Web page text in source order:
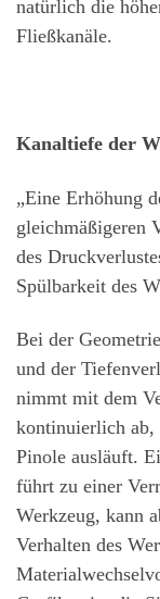
natürlich die
Fließkanäle.
Kanaltiefe der
„Eine Erhöhung
gleichmäßigeren
des
Spülbarkeit des
Bei der
und der
nimmt mit dem
kontinuierlich ab,
Pinole ausläuft.
führt zu einer
Werkzeug, kann
Verhalten des